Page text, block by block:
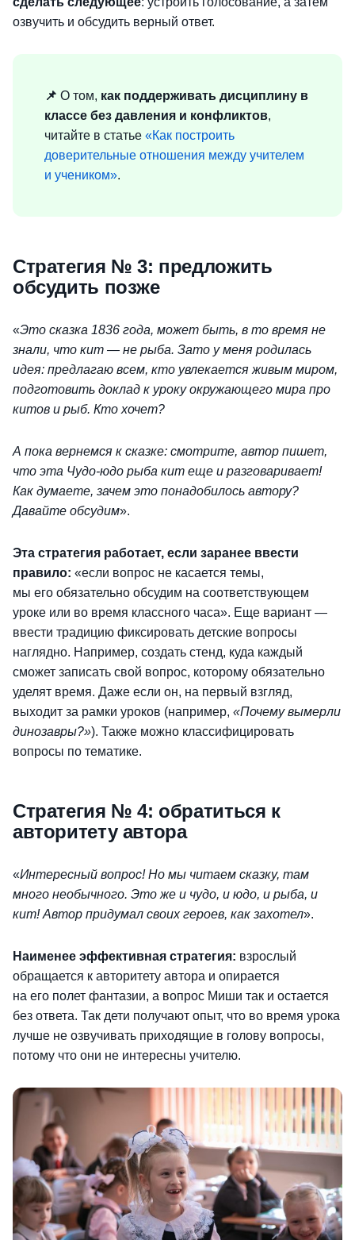
озвучить и обсудить верный ответ.
📌 О том, как поддерживать дисциплину в
классе без давления и конфликтов,
читайте в статье «Как построить
доверительные отношения между учителем
и учеником».
Стратегия № 3: предложить
обсудить позже
«Это сказка 1836 года, может быть, в то время не
знали, что кит — не рыба. Зато у меня родилась
идея: предлагаю всем, кто увлекается живым миром,
подготовить доклад к уроку окружающего мира про
китов и рыб. Кто хочет?
А пока вернемся к сказке: смотрите, автор пишет,
что эта Чудо-юдо рыба кит еще и разговаривает!
Как думаете, зачем это понадобилось автору?
Давайте обсудим».
Эта стратегия работает, если заранее ввести
правило: «если вопрос не касается темы,
мы его обязательно обсудим на соответствующем
уроке или во время классного часа». Еще вариант —
ввести традицию фиксировать детские вопросы
наглядно. Например, создать стенд, куда каждый
сможет записать свой вопрос, которому обязательно
уделят время. Даже если он, на первый взгляд,
выходит за рамки уроков (например, «Почему вымерли
динозавры?»). Также можно классифицировать
вопросы по тематике.
Стратегия № 4: обратиться к
авторитету автора
«Интересный вопрос! Но мы читаем сказку, там
много необычного. Это же и чудо, и юдо, и рыба, и
кит! Автор придумал своих героев, как захотел».
Наименее эффективная стратегия: взрослый
обращается к авторитету автора и опирается
на его полет фантазии, а вопрос Миши так и остается
без ответа. Так дети получают опыт, что во время урока
лучше не озвучивать приходящие в голову вопросы,
потому что они не интересны учителю.